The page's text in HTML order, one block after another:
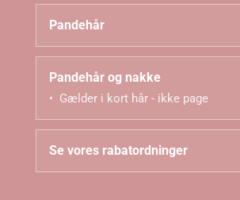
Pandehår
Pandehår og nakke
Gælder i kort hår - ikke page
Se vores rabatordninger